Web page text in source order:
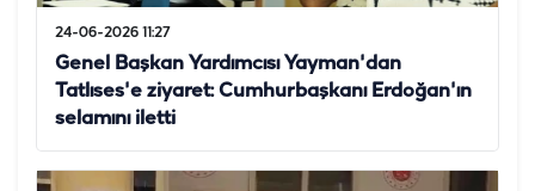
24-06-2026 11:27
Genel Başkan Yardımcısı Yayman'dan
Tatlıses'e ziyaret: Cumhurbaşkanı Erdoğan'ın
selamını iletti